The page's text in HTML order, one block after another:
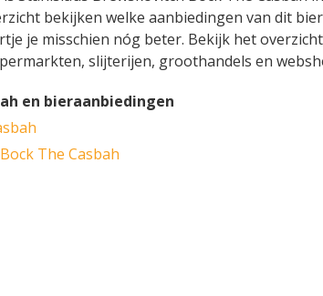
bekijken welke aanbiedingen van dit
je misschien nóg beter. Bekijk het
slijterijen, groothandels en
en bieraanbiedingen
The Casbah